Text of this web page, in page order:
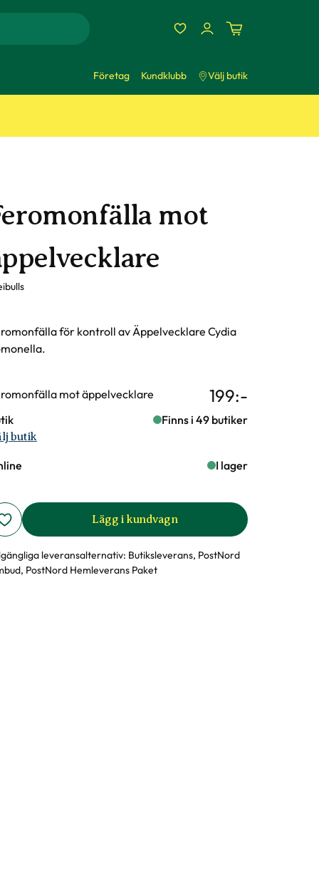
Företag Kundklubb Välj butik
mot
för kontroll av Äppelvecklare Cydia
mot äppelvecklare 199:-
Finns i 49 butiker
butik
I lager
Lägg i kundvagn
leveransalternativ: Butiksleverans, PostNord
PostNord Hemleverans Paket